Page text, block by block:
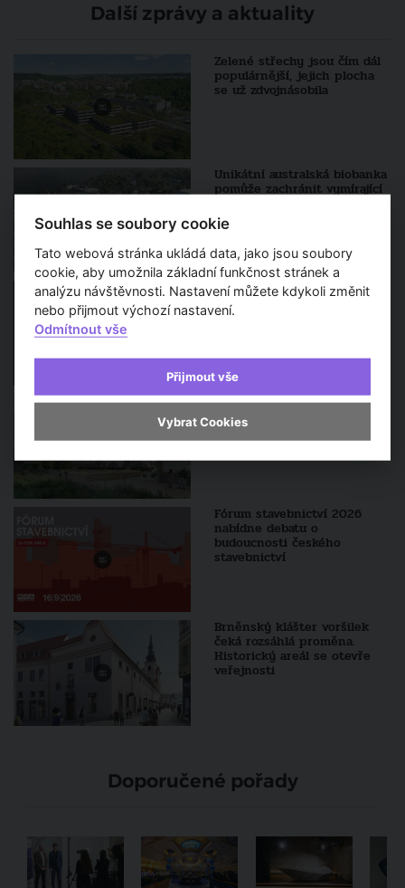
Další zprávy a aktuality
Zelené střechy jsou čím dál
populárnější, jejich plocha
se už zdvojnásobila
Unikátní australská biobanka
pomůže zachránit vymírající
Architekt roku 2026
vstupuje do finále. Porota
představila pětici výrazných
Rekonstrukce Pragerových
kostek začíná. Ikonický areál
čeká tříletá proměna
Fórum stavebnictví 2026
nabídne debatu o
budoucnosti českého
stavebnictví
Brněnský klášter voršilek
čeká rozsáhlá proměna.
Historický areál se otevře
veřejnosti
Doporučené pořady
Souhlas se soubory cookie
Tato webová stránka ukládá data, jako jsou soubory
cookie, aby umožnila základní funkčnost stránek a
analýzu návštěvnosti. Nastavení můžete kdykoli změnit
nebo přijmout výchozí nastavení.
Odmítnout vše
Přijmout vše
Vybrat Cookies